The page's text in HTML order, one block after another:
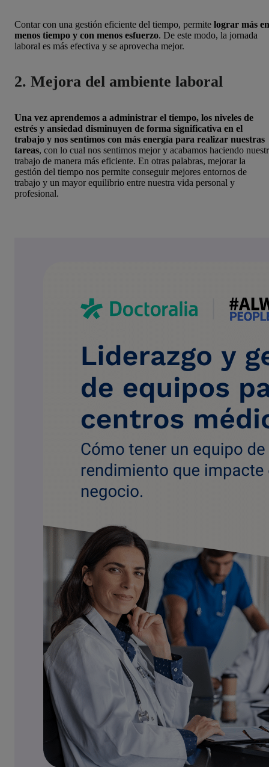
Contar con una gestión eficiente del tiempo, permite lograr más en
menos tiempo y con menos esfuerzo. De este modo, la jornada
laboral es más efectiva y se aprovecha mejor.
2. Mejora del ambiente laboral
Una vez aprendemos a administrar el tiempo, los niveles de
estrés y ansiedad disminuyen de forma significativa en el
trabajo y nos sentimos con más energía para realizar nuestras
tareas, con lo cual nos sentimos mejor y acabamos haciendo
trabajo de manera más eficiente. En otras palabras, mejorar la
gestión del tiempo nos permite conseguir mejores entornos de
trabajo y un mayor equilibrio entre nuestra vida personal y
profesional.